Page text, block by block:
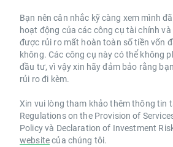
Bạn nên cân nhắc kỹ càng xem mình
hoạt động của các công cụ tài chính
được rủi ro mất hoàn toàn số tiền vốn
không. Các công cụ này có thể không
đầu tư, vì vậy xin hãy đảm bảo rằng
rủi ro đi kèm.
Xin vui lòng tham khảo thêm thông tin
Regulations on the Provision of
Policy và Declaration of Investment
websitecủa chúng tôi.